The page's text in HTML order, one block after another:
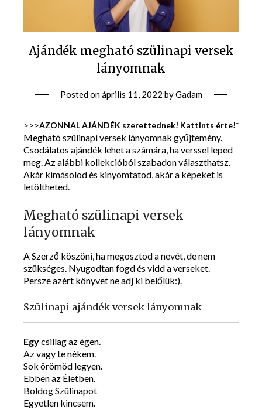
Ajándék megható szülinapi versek
lányomnak
Posted onáprilis 11, 2022 byGadam
>>>AZONNAL AJÁNDÉK szerettednek! Kattints érte!*
Megható szülinapi versek lányomnak gyűjtemény.
Csodálatos ajándék lehet a számára, ha verssel leped
meg. Az alábbi kollekcióból szabadon választhatsz.
Akár kimásolod és kinyomtatod, akár a képeket is
letöltheted.
Megható szülinapi versek
lányomnak
A Szerző köszöni, ha megosztod a nevét, de nem
szükséges. Nyugodtan fogd és vidd a verseket.
Persze azért könyvet ne adj ki belőlük:).
Szülinapi ajándék versek lányomnak
Egycsillag az égen.
Az vagy te nékem.
Sok örömöd legyen.
Ebben az Életben.
Boldog Szülinapot
Egyetlen kincsem.